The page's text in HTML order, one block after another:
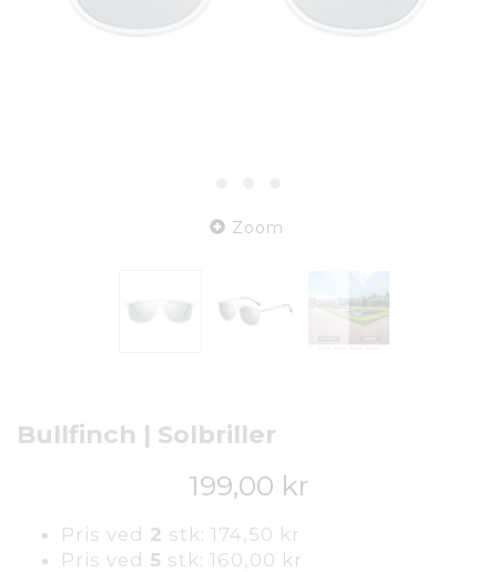
Zoom
Bullfinch | Solbriller
199,00 kr
Pris ved 2 stk: 174,50 kr
Pris ved 5 stk: 160,00 kr